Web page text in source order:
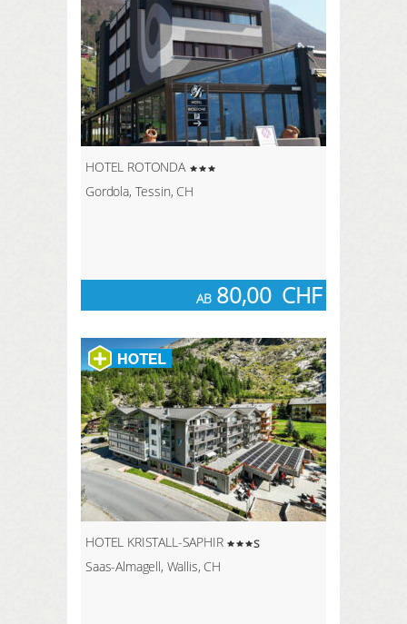
HOTEL ROTONDA
Gordola, Tessin, CH
AB80,00 CHF
HOTEL KRISTALL-SAPHIR
s
Saas-Almagell, Wallis, CH